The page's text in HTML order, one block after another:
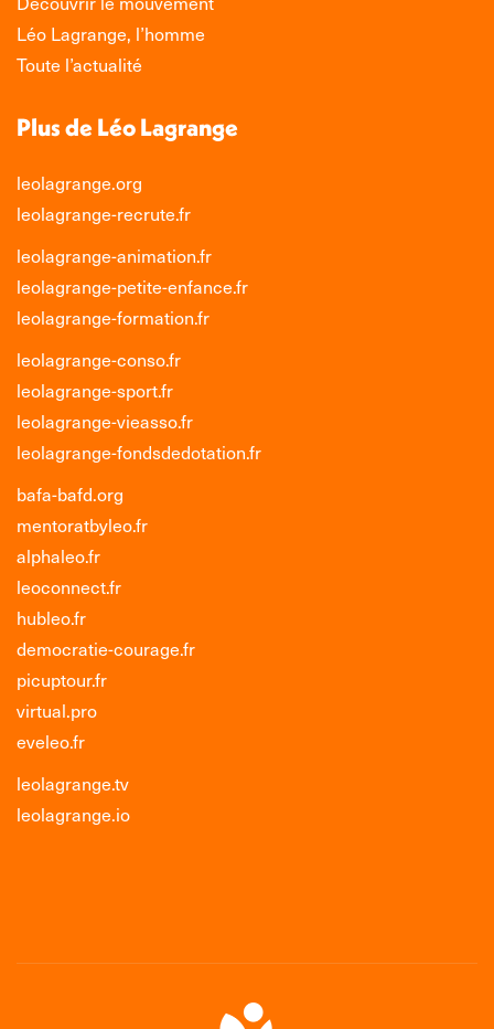
nouvelle
fenêtrefenêtre
nouvelle
fenêtre
nouvelle
fenêtre
Léo Lagrange, l’homme
Toute l’actualité
Plus de Léo Lagrange
leolagrange.org
leolagrange-recrute.fr
leolagrange-animation.fr
leolagrange-petite-enfance.fr
leolagrange-formation.fr
leolagrange-conso.fr
leolagrange-sport.fr
leolagrange-vieasso.fr
leolagrange-fondsdedotation.fr
bafa-bafd.org
mentoratbyleo.fr
alphaleo.fr
leoconnect.fr
hubleo.fr
democratie-courage.fr
picuptour.fr
virtual.pro
eveleo.fr
leolagrange.tv
leolagrange.io